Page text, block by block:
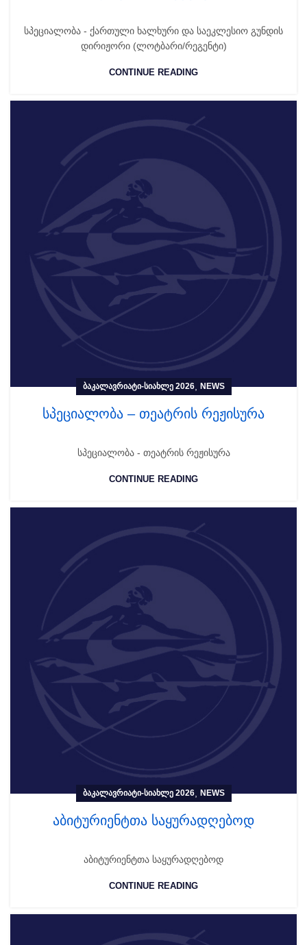
სპეციალობა - ქართული ხალხური და საეკლესიო გუნდის
დირიჟორი (ლოტბარი/რეგენტი)
CONTINUE READING
ᲑᲐᲙᲐᲚᲐᲕᲠᲘᲐᲢᲘ-ᲡᲘᲐᲮᲚᲔ 2026, NEWS
სპეციალობა – თეატრის რეჟისურა
სპეციალობა - თეატრის რეჟისურა
CONTINUE READING
ᲑᲐᲙᲐᲚᲐᲕᲠᲘᲐᲢᲘ-ᲡᲘᲐᲮᲚᲔ 2026, NEWS
აბიტურიენტთა საყურადღებოდ
აბიტურიენტთა საყურადღებოდ
CONTINUE READING